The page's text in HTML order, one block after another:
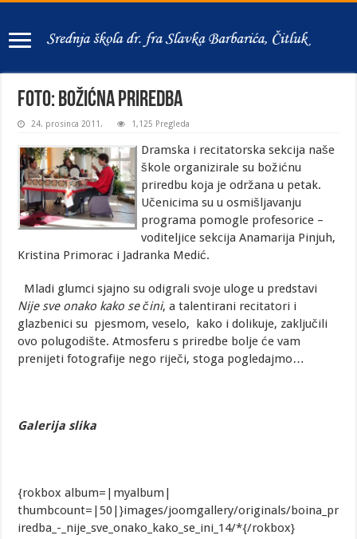
Foto: Božićna priredba
24. prosinca 2011. 1,125 Pregleda
Dramska i recitatorska sekcija naše
škole organizirale su božićnu
priredbu koja je održana u petak.
Učenicima su u osmišljavanju
programa pomogle profesorice –
voditeljice sekcija Anamarija Pinjuh,
Kristina Primorac i Jadranka Medić.
Mladi glumci sjajno su odigrali svoje uloge u predstavi
Nije sve onako kako se čini, a talentirani recitatori i
glazbenici su pjesmom, veselo, kako i dolikuje, zaključili
ovo polugodište. Atmosferu s priredbe bolje će vam
prenijeti fotografije nego riječi, stoga pogledajmo…
Galerija slika
{rokbox album=|myalbum|
thumbcount=|50|}images/joomgallery/originals/boina_pr
iredba_-_nije_sve_onako_kako_se_ini_14/*{/rokbox}